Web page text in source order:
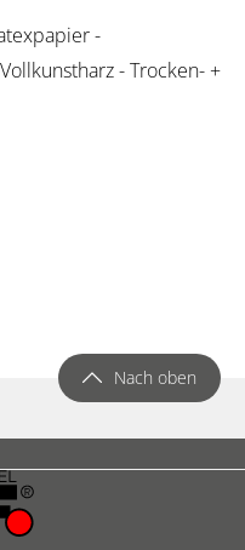
-
- Trocken- +
Nach oben